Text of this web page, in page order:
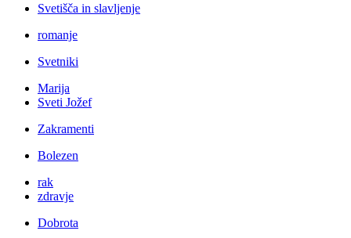
Svetišča in slavljenje
romanje
Svetniki
Marija
Sveti Jožef
Zakramenti
Bolezen
rak
zdravje
Dobrota